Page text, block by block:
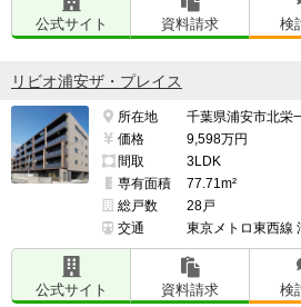
管理費が高すぎる。
じレベル。
個人的には常駐スタッフを雇いす
このマンションの最も良い点
公式サイト 資料請求 検
リビオ浦安ザ・プレイス
所在地
千葉県浦安市北栄
価格
9,598万円
間取
3LDK
専有面積
77.71m²
総戸数
28戸
交通
東京メトロ東西線
公式サイト 資料請求 検